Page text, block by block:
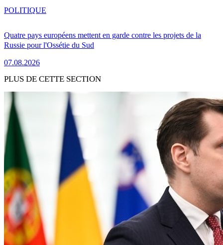
Quatre pays européens mettent en garde contre les projets de la
Russie pour l'Ossétie du Sud
07.08.2026
POLITIQUE
PLUS DE CETTE SECTION